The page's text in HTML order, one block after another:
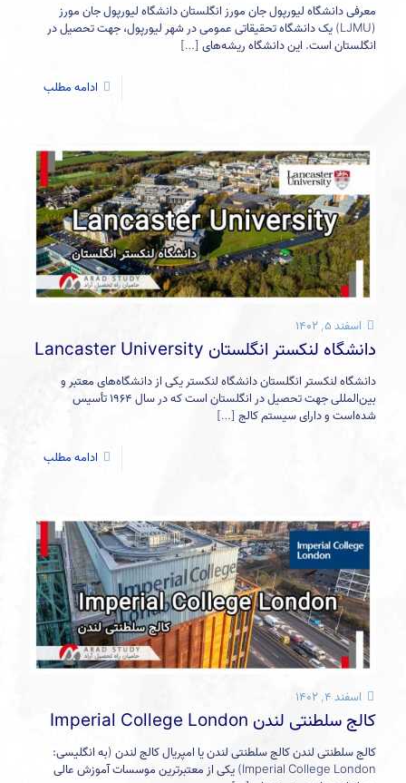
معرفی دانشگاه لیورپول جان مورز انگلستان دانشگاه لیورپول جان مورز
(LJMU) یک دانشگاه تحقیقاتی عمومی در شهر لیورپول، جهت تحصیل در
انگلستان است. این دانشگاه ریشه‌های […]
ادامه مطلب
اسفند ۵, ۱۴۰۲
دانشگاه لنکستر انگلستان Lancaster University
دانشگاه لنکستر انگلستان دانشگاه لنکستر یکی از دانشگاه‌های معتبر و
بین‌المللی جهت تحصیل در انگلستان است که در سال ۱۹۶۴ تأسیس
شده‌است و دارای سیستم کالج […]
ادامه مطلب
اسفند ۴, ۱۴۰۲
کالج سلطنتی لندن Imperial College London
کالج سلطنتی لندن کالج سلطنتی لندن یا امپریال کالج لندن (به انگلیسی:
Imperial College London) یکی از معتبرترین موسسات آموزش عالی